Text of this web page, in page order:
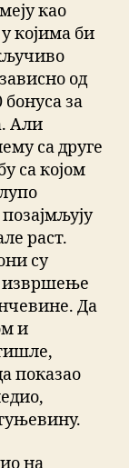
као
којима би
од
бонуса за
Али
са друге
са којом
раст.
су
извршење
Да
и
показао